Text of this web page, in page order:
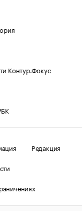
Контур.Фокус
Редакция
О соблюдении